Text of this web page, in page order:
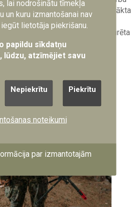
Šajā gadā tika oficiāli uzsākta
būvniecības īstenošana. Tā
kad poligona teritorijā tika iemūrēta
lai nodrošinātu tīmekļa
un kuru izmantošanai nav
lietotāja piekrišanu.
papildu sīkdatņu
lūdzu, atzīmējiet savu
Nepiekrītu Piekrītu
noteikumi
par izmantotajām